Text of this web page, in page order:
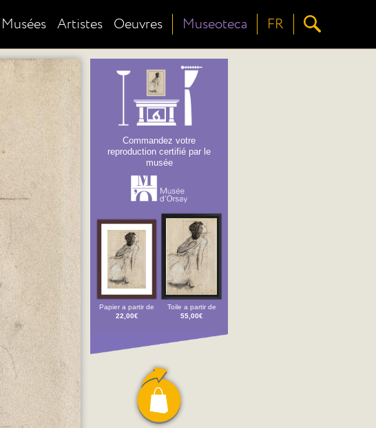
Musées Artistes Oeuvres Museoteca FR
Commandez votre
reproduction certifié par le
musée
Papier a partir de
22,00€
Toile a partir de
55,00€